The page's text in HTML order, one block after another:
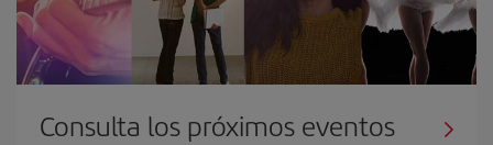
Consulta los próximos eventos